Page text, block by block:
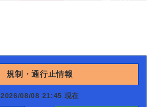
規制・通行止情報
2026/08/08 21:45 現在